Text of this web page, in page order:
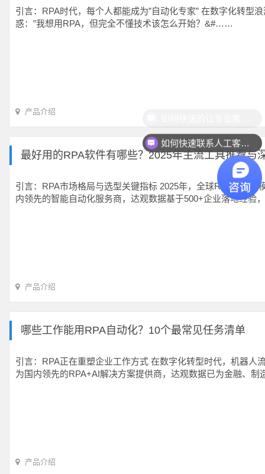
引言：RPA时代，每个人都能成为”自动化专家” 在数字化转型
惑：”我想用RPA，但完全不懂技术该怎么开始？&#……
产品介绍
最好用的RPA软件有哪些？2025年主流工具推荐与
引言：RPA市场格局与选型关键指标 2025年，全球RPA市场
内领先的智能自动化服务商，达观数据基于500+企业落地经
产品介绍
哪些工作能用RPA自动化？10个最常见任务清单
引言：RPA正在重塑企业工作方式 在数字化转型时代，机器
为国内领先的RPA+AI解决方案提供商，达观数据已为金融、
产品介绍
如何快速联系人工客服？